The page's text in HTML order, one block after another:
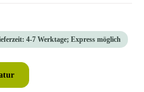
4-7 Werktage; Express möglich